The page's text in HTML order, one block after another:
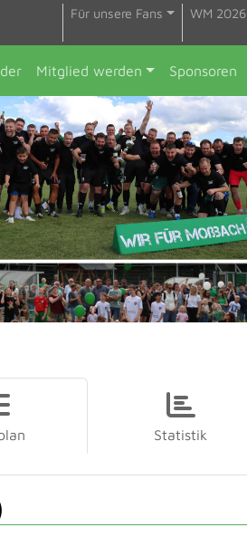
Für unsere Fans WM 2026
Mitglied werden Sponsoren
Statistik